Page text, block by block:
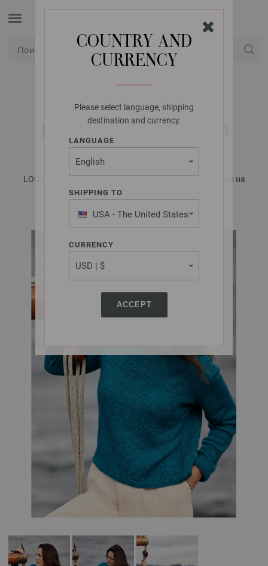
COUNTRY AND
CURRENCY
Please select language, shipping
destination and currency.
LANGUAGE
SHIPPING TO
USA - The United States
of America
CURRENCY
ACCEPT
LANA GROSSA
ПУЛОВЕР ECOPUNO
LOOKBOOK No. 12 - Журнал на немецком, инструкции на
русском языке | Модель 9